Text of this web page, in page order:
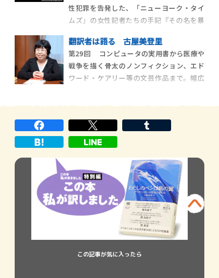
せん。その人
性犯罪を告発した、「ニューヨーク・タイ
ムズ」の女性記者たちの手記『その名を暴
主人公コンビを、キャリー・マリガンとゾ
ーイ・カザンが熱演している。大統領候補
だったドナルド・トランプの性的スキャン
ダルを追っていた記者ミーガン（キャリ
翻訳者は語る 古屋美登里
第29回 コンピュータの実用書から医療や
戦争を描く骨太のノンフィクション、エド
ワード・ケアリー等の文芸作品まで。幅広
リウッドの性的虐待事件を描き、日本でも
昨年刊行されて大きな話題 […]
この記事が気に入ったら